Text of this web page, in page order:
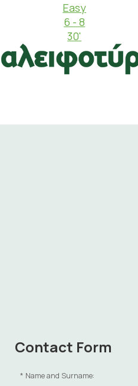
Easy
6 - 8
30'
Contact Form
Name and Surname: